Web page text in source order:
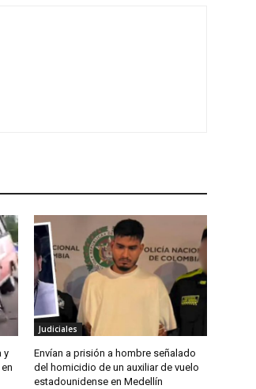
y
Judiciales
Envían a prisión a hombre señalado
del homicidio de un auxiliar de vuelo
estadounidense en Medellín